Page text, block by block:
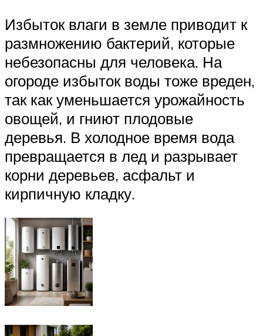
Избыток влаги в земле приводит к
размножению бактерий, которые
небезопасны для человека. На
огороде избыток воды тоже вреден,
так как уменьшается урожайность
овощей, и гниют плодовые
деревья. В холодное время вода
превращается в лед и разрывает
корни деревьев, асфальт и
кирпичную кладку.